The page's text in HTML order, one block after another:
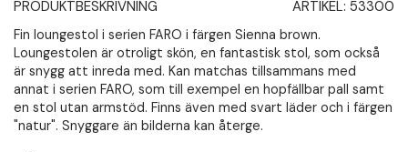
PRODUKTBESKRIVNING ARTIKEL: 53300
Fin loungestol i serien FARO i färgen Sienna brown.
Loungestolen är otroligt skön, en fantastisk stol, som också
är snygg att inreda med. Kan matchas tillsammans med
annat i serien FARO, som till exempel en hopfällbar pall samt
en stol utan armstöd. Finns även med svart läder och i färgen
"natur". Snyggare än bilderna kan återge.